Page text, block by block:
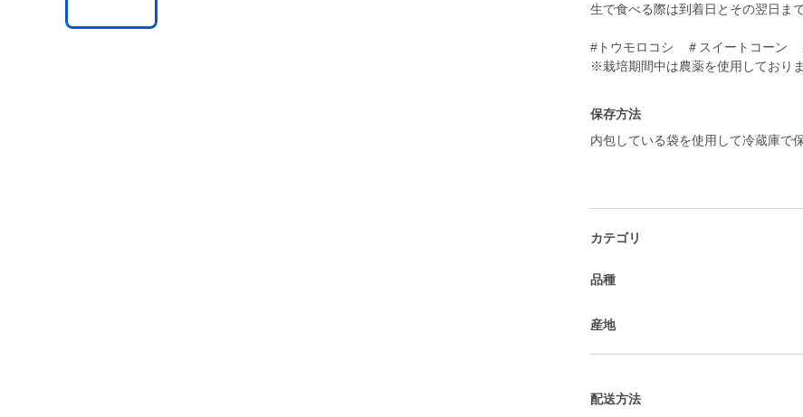
生で食べる際は到着日とその翌日ま
#トウモロコシ ＃スイートコーン
※栽培期間中は農薬を使用しておりま
保存方法
内包している袋を使用して冷蔵庫で
カテゴリ
品種
産地
配送方法